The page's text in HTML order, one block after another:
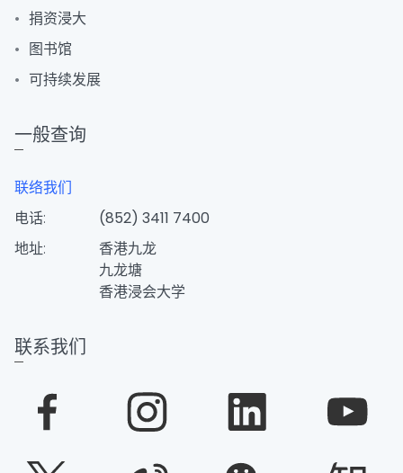
捐资浸大
图书馆
可持续发展
一般查询
联络我们
电话:
(852) 3411 7400
地址:
香港九龙
九龙塘
香港浸会大学
联系我们